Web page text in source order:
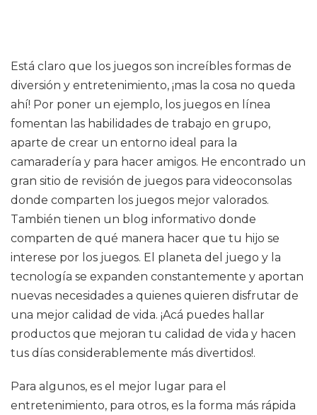
Está claro que los juegos son increíbles formas de
diversión y entretenimiento, ¡mas la cosa no queda
ahí! Por poner un ejemplo, los juegos en línea
fomentan las habilidades de trabajo en grupo,
aparte de crear un entorno ideal para la
camaradería y para hacer amigos. He encontrado un
gran sitio de revisión de juegos para videoconsolas
donde comparten los juegos mejor valorados.
También tienen un blog informativo donde
comparten de qué manera hacer que tu hijo se
interese por los juegos. El planeta del juego y la
tecnología se expanden constantemente y aportan
nuevas necesidades a quienes quieren disfrutar de
una mejor calidad de vida. ¡Acá puedes hallar
productos que mejoran tu calidad de vida y hacen
tus días considerablemente más divertidos!.
Para algunos, es el mejor lugar para el
entretenimiento, para otros, es la forma más rápida